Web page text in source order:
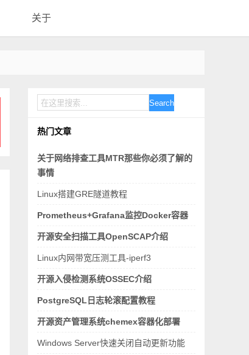
关于
Search
热门文章
关于网络排查工具MTR那些你必须了解的
事情
Linux搭建GRE隧道教程
Prometheus+Grafana监控Docker容器
开源安全扫描工具OpenSCAP介绍
Linux内网带宽压测工具-iperf3
开源入侵检测系统OSSEC介绍
PostgreSQL日志轮滚配置教程
开源资产管理系统chemex容器化部署
Windows Server快速关闭自动更新功能